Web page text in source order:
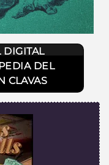
DIGITAL
DEL
CLAVAS